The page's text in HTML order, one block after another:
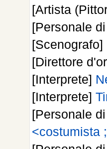
[Artista
[Personale
[Scenografo]
[Direttore
[Interprete]
[Interprete]
[Personale
<costumista